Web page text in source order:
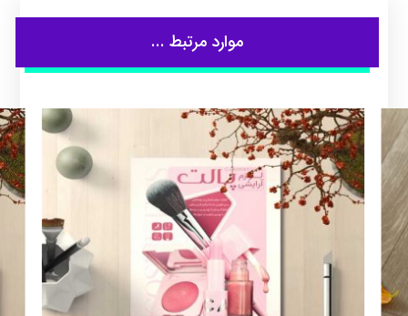
موارد مرتبط ...